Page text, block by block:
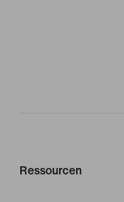
Ressourcen